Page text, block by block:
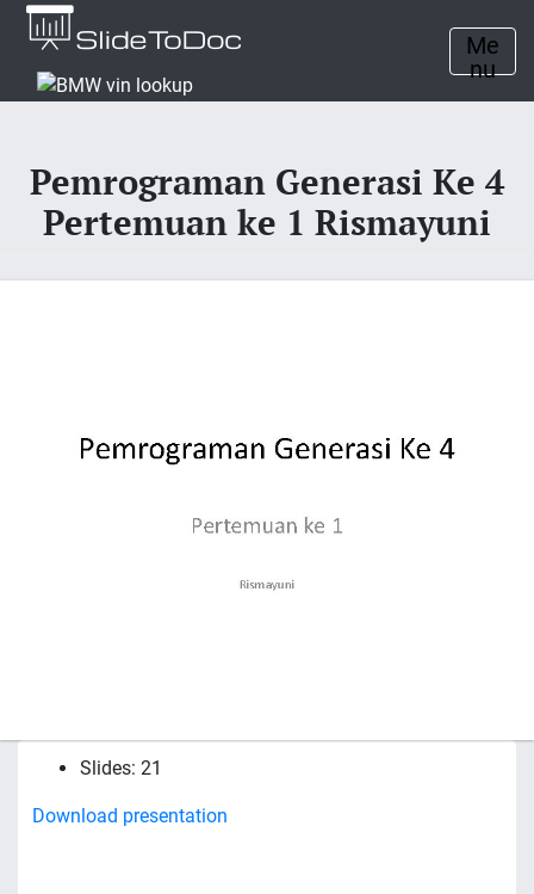
Me
nu
Pemrograman Generasi Ke 4
Pertemuan ke 1 Rismayuni
Slides: 21
Download presentation